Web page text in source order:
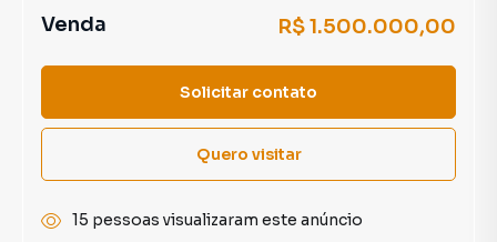
Venda R$ 1.500.000,00
Solicitar contato
Quero visitar
15 pessoas visualizaram este anúncio